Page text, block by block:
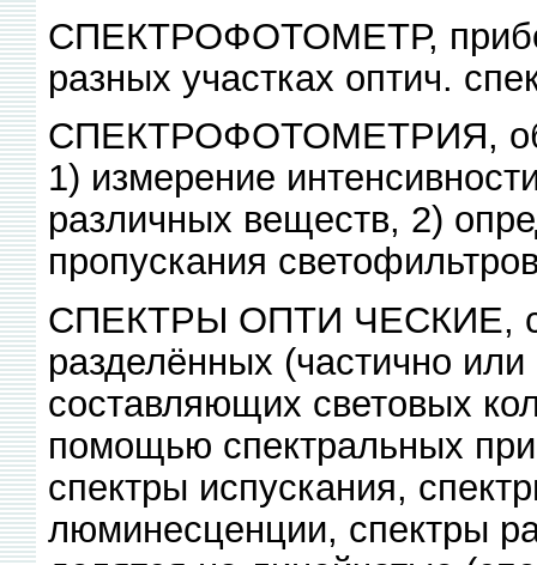
СПЕКТРОФОТОМЕТР,
разных участках оптич.
СПЕКТРОФОТОМЕТРИЯ,
1) измерение
различных веществ, 2)
пропускания
СПЕКТРЫ ОПТИ ЧЕСКИЕ,
разделённых (частично
составляющих световых
помощью спектральных
спектры испускания,
люминесценции, спектры